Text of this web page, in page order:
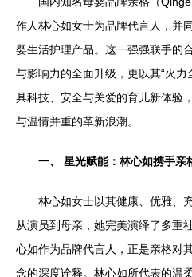
作人林心如女士为品牌代言人，并
婴生活护理产品。这一强强联手的
与影响力的全面升级，更以其“火
具科技、安全与关爱的育儿新体验
与温情并重的革新浪潮。
一、 星光赋能：林心如携手亲
林心如女士以其健康、优雅、
从演员到母亲，她完美演绎了多重
心如作为品牌代言人，正是亲格对
念的深度诠释。林心如所代表的温